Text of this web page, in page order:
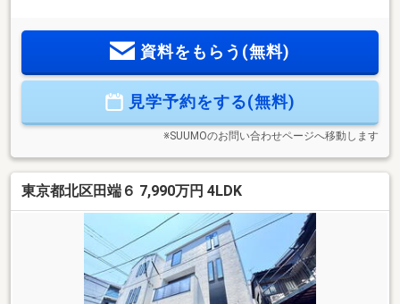
買い物施設も充実！■Access山手線「田端」駅…徒歩9分山手
線「駒込」駅…徒歩13分京浜東北線「上中里」駅…徒歩17分コ
地、周辺環境の確認等含めご見学は随時承っております。お
気軽にお問合せください！
資料をもらう(無料)
見学予約をする(無料)
※SUUMOのお問い合わせページへ移動します
東京都北区田端６ 7,990万円 4LDK